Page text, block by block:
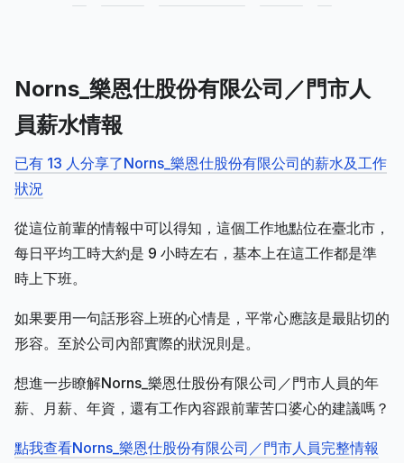
Norns_樂恩仕股份有限公司／門市人
員薪水情報
已有 13 人分享了Norns_樂恩仕股份有限公司的薪水及工作
狀況
從這位前輩的情報中可以得知，這個工作地點位在臺北市，
每日平均工時大約是 9 小時左右，基本上在這工作都是準
時上下班。
如果要用一句話形容上班的心情是，平常心應該是最貼切的
形容。至於公司內部實際的狀況則是。
想進一步瞭解Norns_樂恩仕股份有限公司／門市人員的年
薪、月薪、年資，還有工作內容跟前輩苦口婆心的建議嗎？
點我查看Norns_樂恩仕股份有限公司／門市人員完整情報